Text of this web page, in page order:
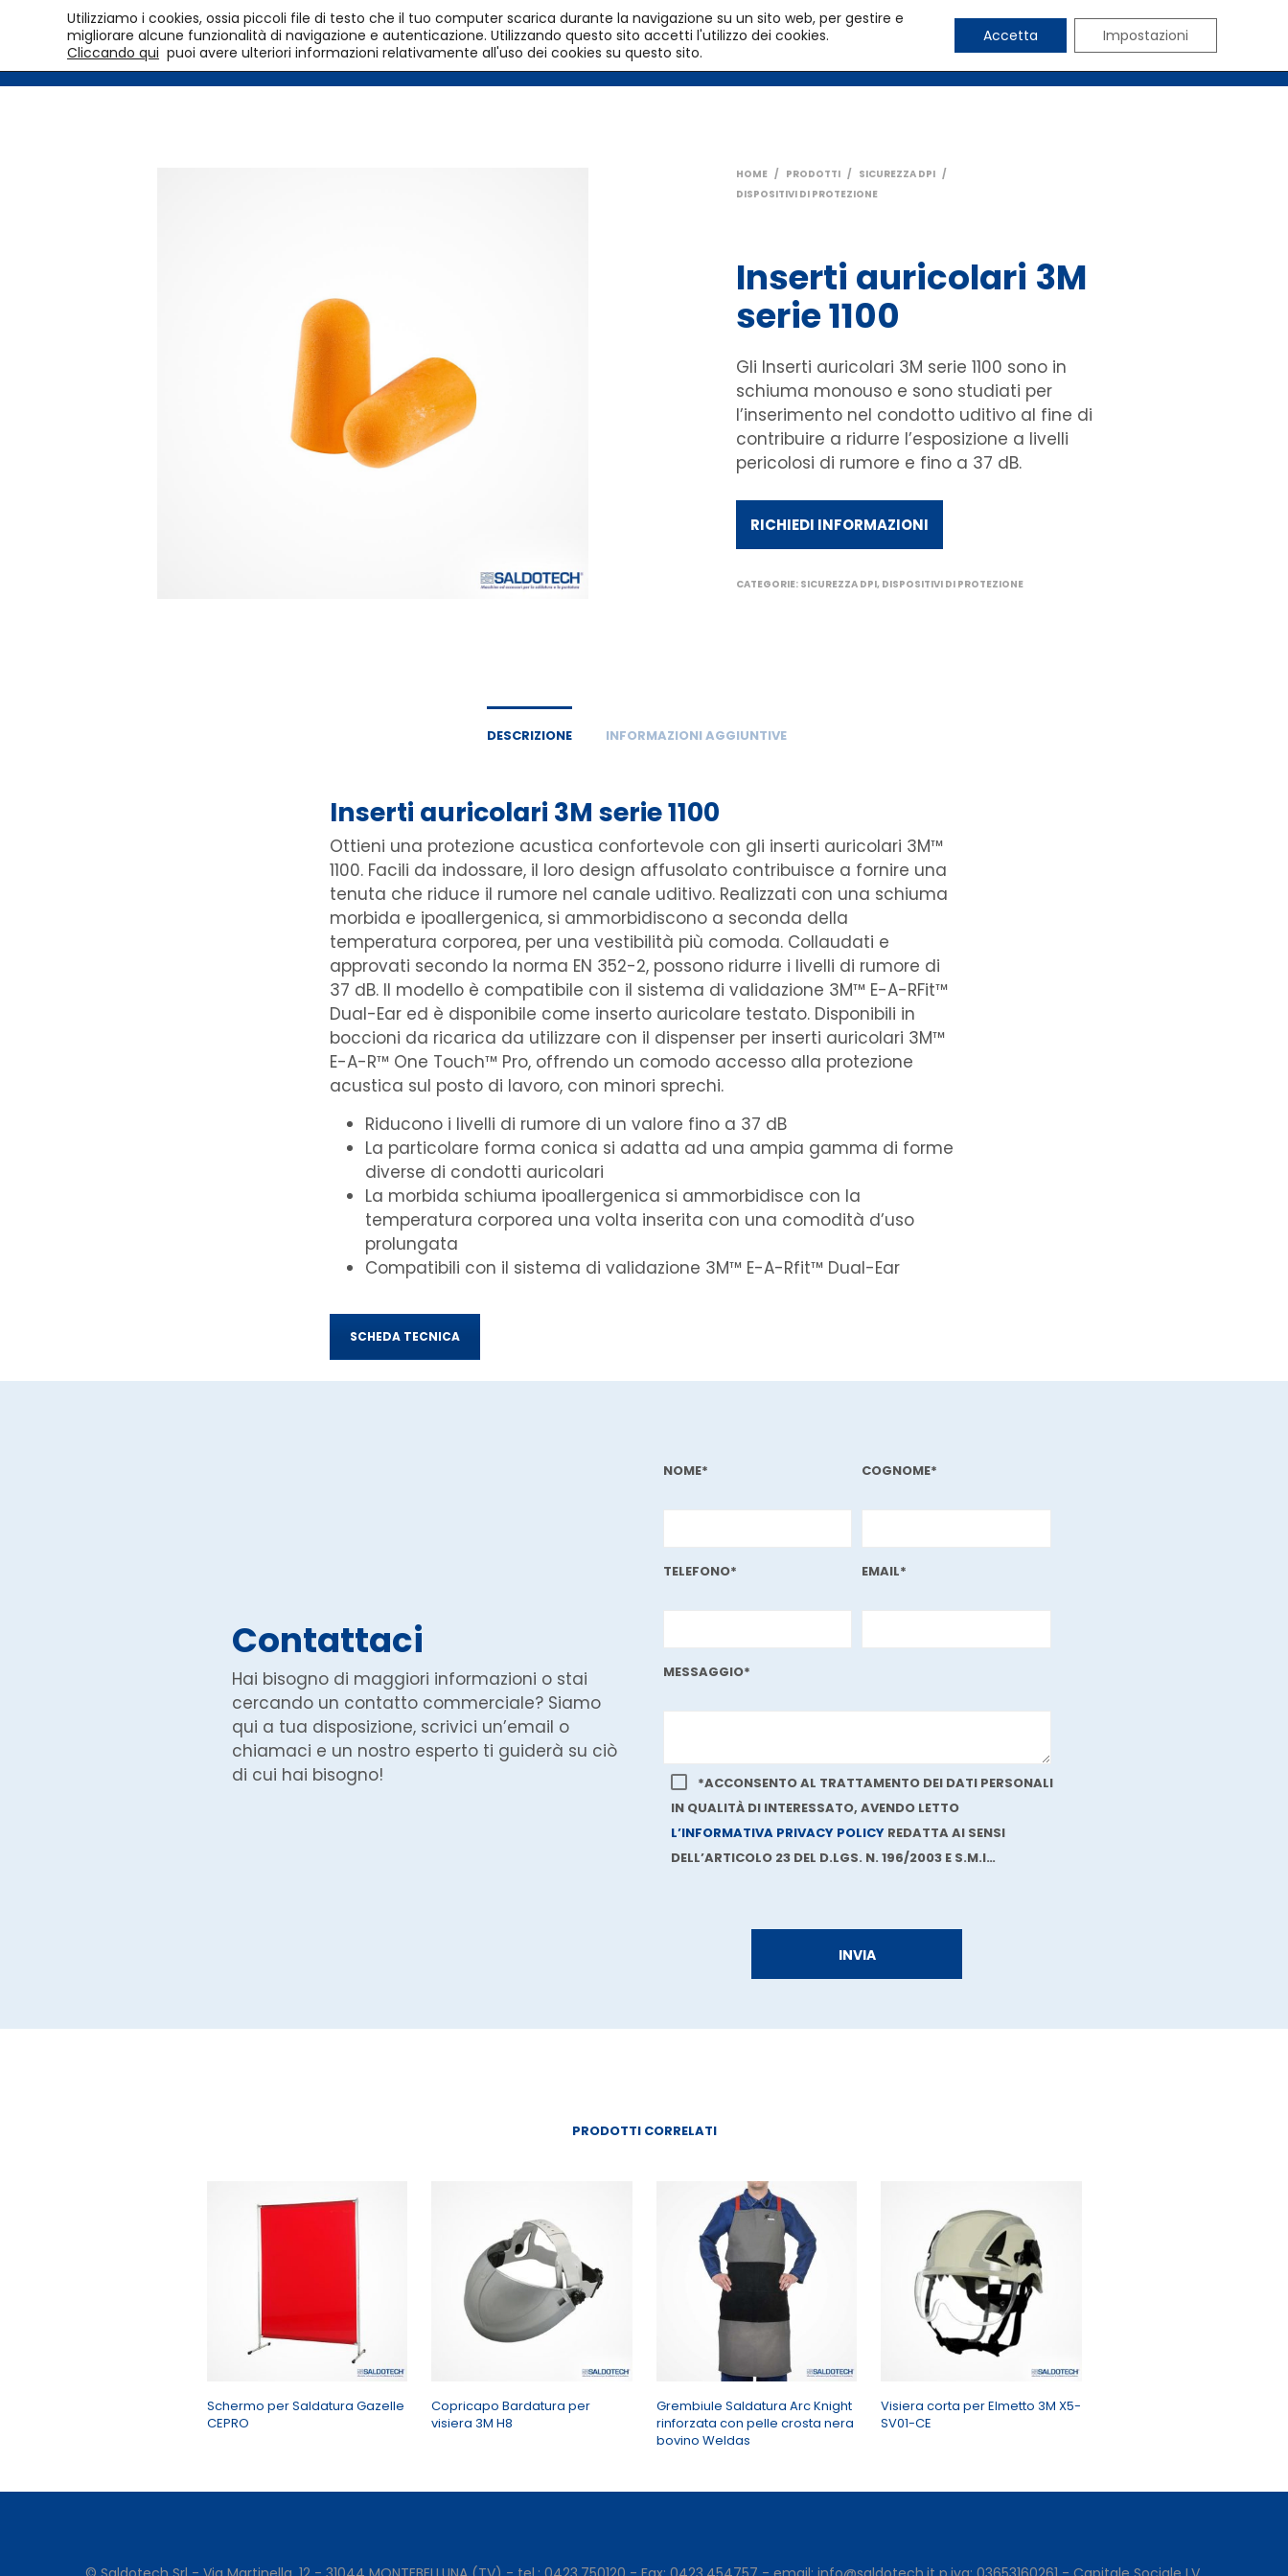
HOME PRODOTTI SERVIZI BLOG CONTATTI
HOME / PRODOTTI / SICUREZZA DPI /
DISPOSITIVI DI PROTEZIONE
Inserti auricolari 3M
serie 1100
Gli Inserti auricolari 3M serie 1100 sono in
schiuma monouso e sono studiati per
l’inserimento nel condotto uditivo al fine di
contribuire a ridurre l’esposizione a livelli
pericolosi di rumore e fino a 37 dB.
RICHIEDI INFORMAZIONI
CATEGORIE: SICUREZZA DPI, DISPOSITIVI DI PROTEZIONE
DESCRIZIONE INFORMAZIONI AGGIUNTIVE
Inserti auricolari 3M serie 1100
Ottieni una protezione acustica confortevole con gli inserti auricolari 3M™
1100. Facili da indossare, il loro design affusolato contribuisce a fornire una
tenuta che riduce il rumore nel canale uditivo. Realizzati con una schiuma
morbida e ipoallergenica, si ammorbidiscono a seconda della
temperatura corporea, per una vestibilità più comoda. Collaudati e
approvati secondo la norma EN 352-2, possono ridurre i livelli di rumore di
37 dB. Il modello è compatibile con il sistema di validazione 3M™ E-A-RFit™
Dual-Ear ed è disponibile come inserto auricolare testato. Disponibili in
boccioni da ricarica da utilizzare con il dispenser per inserti auricolari 3M™
E-A-R™ One Touch™ Pro, offrendo un comodo accesso alla protezione
acustica sul posto di lavoro, con minori sprechi.
Riducono i livelli di rumore di un valore fino a 37 dB
La particolare forma conica si adatta ad una ampia gamma di forme
diverse di condotti auricolari
La morbida schiuma ipoallergenica si ammorbidisce con la
temperatura corporea una volta inserita con una comodità d’uso
prolungata
Compatibili con il sistema di validazione 3M™ E-A-Rfit™ Dual-Ear
SCHEDA TECNICA
Contattaci
Hai bisogno di maggiori informazioni o stai
cercando un contatto commerciale? Siamo
qui a tua disposizione, scrivici un’email o
chiamaci e un nostro esperto ti guiderà su ciò
di cui hai bisogno!
NOME* COGNOME*
TELEFONO* EMAIL*
MESSAGGIO*
*ACCONSENTO AL TRATTAMENTO DEI DATI PERSONALI
IN QUALITÀ DI INTERESSATO, AVENDO LETTO
L’INFORMATIVA PRIVACY POLICYREDATTA AI SENSI
DELL’ARTICOLO 23 DEL D.LGS. N. 196/2003 E S.M.I…
PRODOTTI CORRELATI
Schermo per Saldatura Gazelle
CEPRO
Copricapo Bardatura per
visiera 3M H8
Grembiule Saldatura Arc Knight
rinforzata con pelle crosta nera
bovino Weldas
Visiera corta per Elmetto 3M X5-
SV01-CE
Utilizziamo i cookies, ossia piccoli file di testo che il tuo computer scarica durante la navigazione su un sito web, per gestire e
migliorare alcune funzionalità di navigazione e autenticazione. Utilizzando questo sito accetti l'utilizzo dei cookies.
Cliccando qui puoi avere ulteriori informazioni relativamente all'uso dei cookies su questo sito.
Accetta Impostazioni